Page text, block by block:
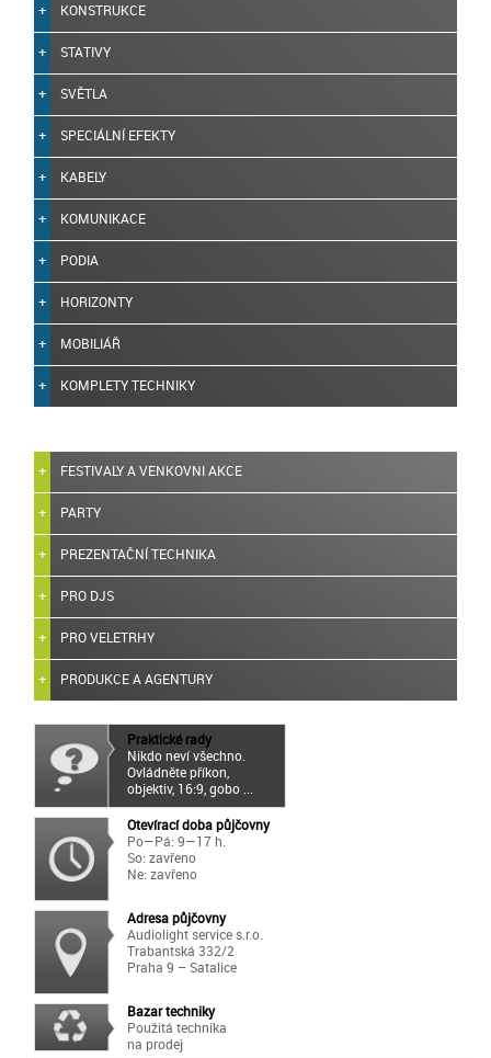
KONSTRUKCE
STATIVY
SVĚTLA
SPECIÁLNÍ EFEKTY
KABELY
KOMUNIKACE
PODIA
HORIZONTY
MOBILIÁŘ
KOMPLETY TECHNIKY
FESTIVALY A VENKOVNI AKCE
PARTY
PREZENTAČNÍ TECHNIKA
PRO DJS
PRO VELETRHY
PRODUKCE A AGENTURY
Praktické rady
Nikdo neví všechno.
Ovládněte příkon,
objektiv, 16:9, gobo ...
Otevírací doba půjčovny
Po—Pá: 9—17 h.
So: zavřeno
Ne: zavřeno
Adresa půjčovny
Audiolight service s.r.o.
Trabantská 332/2
Praha 9 – Satalice
Bazar techniky
Použitá technika
na prodej